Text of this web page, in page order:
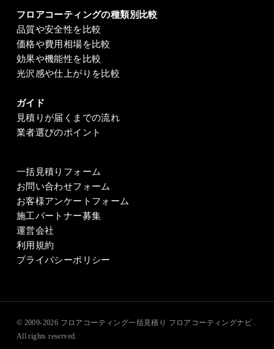
フロアコーティングの種類別比較
品質や安全性を比較
価格や費用相場を比較
効果や機能性を比較
光沢感や仕上がりを比較
ガイド
見積りが届くまでの流れ
業者選びのポイント
一括見積りフォーム
お問い合わせフォーム
お客様アンケートフォーム
施工パートナー募集
運営会社
利用規約
プライバシーポリシー
© 2009-2026 フロアコーティング一括見積り フロアコーティングナビ .
All rights reserved.